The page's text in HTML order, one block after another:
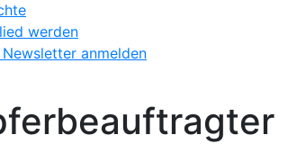
werden
Newsletter anmelden